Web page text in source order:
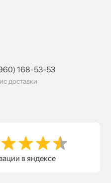
168-53-53
доставки
в яндексе